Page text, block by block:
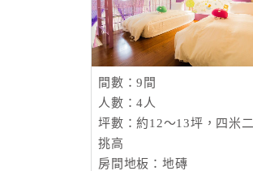
間數：9間
人數：4人
坪數：約12～13坪，四米二
挑高
房間地板：地磚